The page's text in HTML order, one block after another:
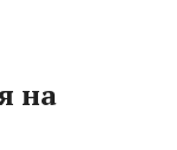
на